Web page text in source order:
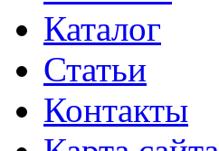
Каталог
Статьи
Контакты